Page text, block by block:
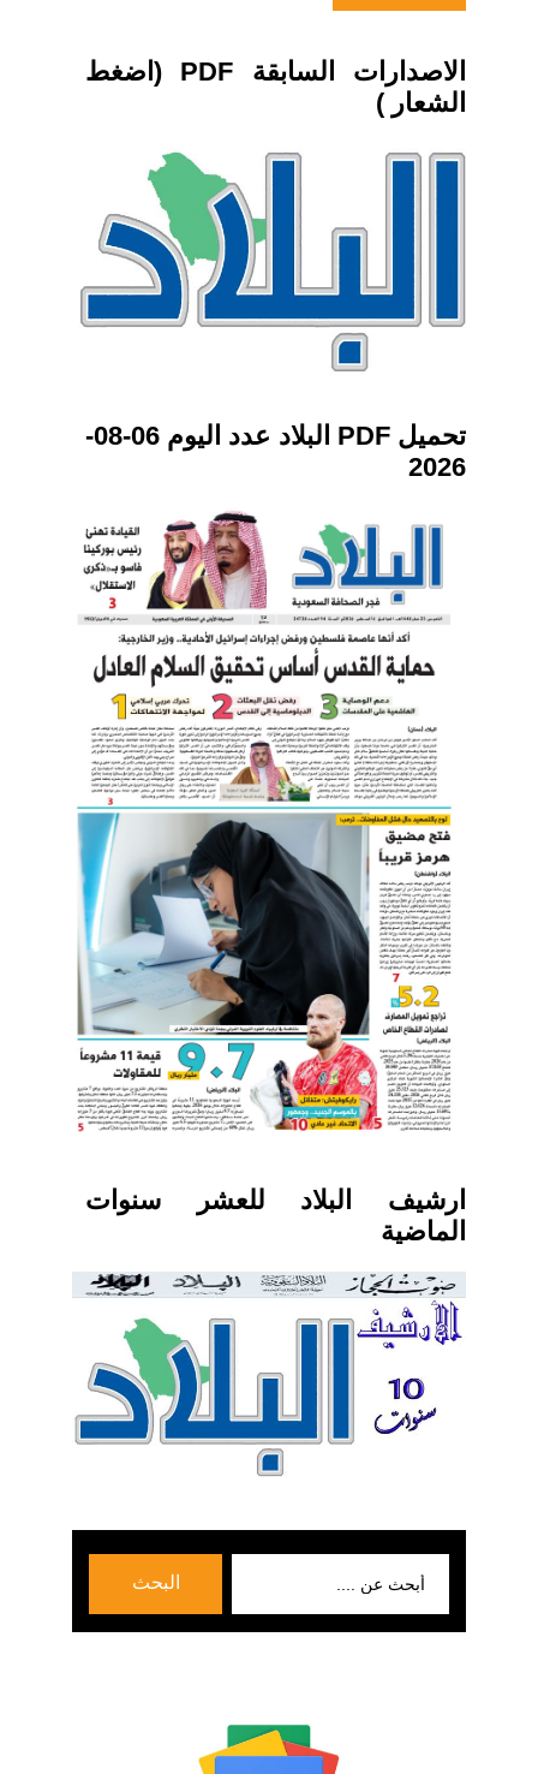
الاصدارات السابقة PDF (اضغط
الشعار )
تحميل PDF البلاد عدد اليوم 06-08-
2026
ارشيف البلاد للعشر سنوات
الماضية
البحث